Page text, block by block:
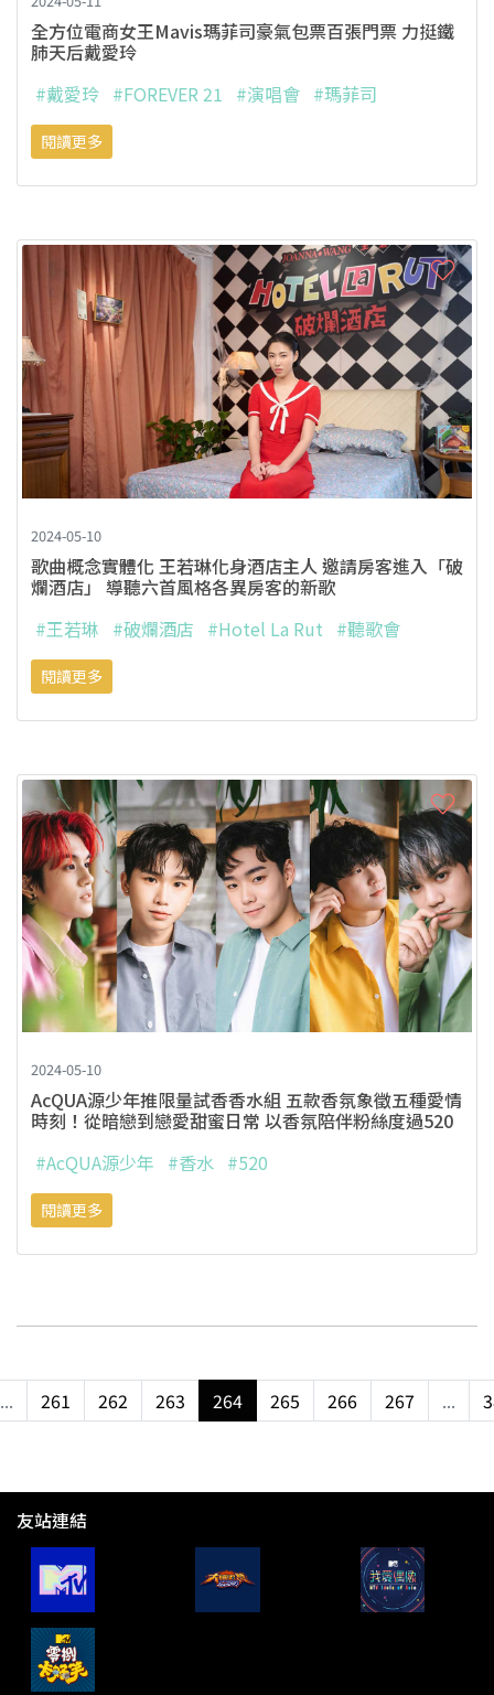
全方位電商女王Mavis瑪菲司豪氣包票百張門票 力挺鐵
肺天后戴愛玲
#戴愛玲 #FOREVER 21 #演唱會 #瑪菲司
閱讀更多
2024-05-10
歌曲概念實體化 王若琳化身酒店主人 邀請房客進入「破
爛酒店」 導聽六首風格各異房客的新歌
#王若琳 #破爛酒店 #Hotel La Rut #聽歌會
閱讀更多
2024-05-10
AcQUA源少年推限量試香香水組 五款香氛象徵五種愛情
時刻！從暗戀到戀愛甜蜜日常 以香氛陪伴粉絲度過520
#AcQUA源少年 #香水 #520
閱讀更多
... 261 262 263 264 265 266 267 ...
友站連結